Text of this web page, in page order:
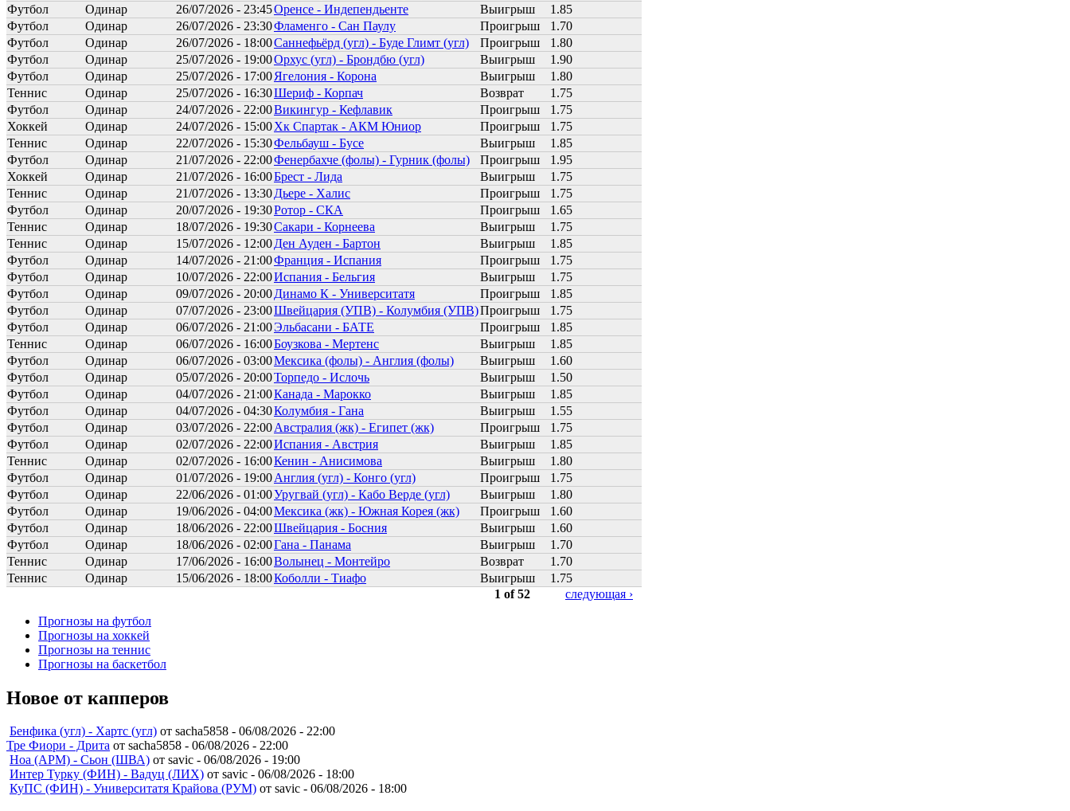
Футбол
Одинар 26/07/2026 - 23:45Оренсе - Индепендьенте Выигрыш
1.85
Футбол
Одинар 26/07/2026 - 23:30Фламенго - Сан Паулу Проигрыш
1.70
Футбол
Одинар 26/07/2026 - 18:00Саннефьёрд (угл) - Буде Глимт (угл) Проигрыш
1.80
Футбол
Одинар 25/07/2026 - 19:00Орхус (угл) - Брондбю (угл) Выигрыш
1.90
Футбол
Одинар 25/07/2026 - 17:00Ягелония - Корона Выигрыш
1.80
Теннис
Одинар 25/07/2026 - 16:30Шериф - Корпач Возврат
1.75
Футбол
Одинар 24/07/2026 - 22:00Викингур - Кефлавик Проигрыш
1.75
Хоккей
Одинар 24/07/2026 - 15:00Хк Спартак - АКМ Юниор Проигрыш
1.75
Теннис
Одинар 22/07/2026 - 15:30Фельбауш - Бусе Выигрыш
1.85
Футбол
Одинар 21/07/2026 - 22:00Фенербахче (фолы) - Гурник (фолы) Проигрыш
1.95
Хоккей
Одинар 21/07/2026 - 16:00Брест - Лида Выигрыш
1.75
Теннис
Одинар 21/07/2026 - 13:30Дьере - Халис Проигрыш
1.75
Футбол
Одинар 20/07/2026 - 19:30Ротор - СКА Проигрыш
1.65
Теннис
Одинар 18/07/2026 - 19:30Сакари - Корнеева Выигрыш
1.75
Теннис
Одинар 15/07/2026 - 12:00Ден Ауден - Бартон Выигрыш
1.85
Футбол
Одинар 14/07/2026 - 21:00Франция - Испания Проигрыш
1.75
Футбол
Одинар 10/07/2026 - 22:00Испания - Бельгия Выигрыш
1.75
Футбол
Одинар 09/07/2026 - 20:00Динамо К - Университатя Проигрыш
1.85
Футбол
Одинар 07/07/2026 - 23:00Швейцария (УПВ) - Колумбия (УПВ)Проигрыш
1.75
Футбол
Одинар 06/07/2026 - 21:00Эльбасани - БАТЕ Проигрыш
1.85
Теннис
Одинар 06/07/2026 - 16:00Боузкова - Мертенс Выигрыш
1.85
Футбол
Одинар 06/07/2026 - 03:00Мексика (фолы) - Англия (фолы) Выигрыш
1.60
Футбол
Одинар 05/07/2026 - 20:00Торпедо - Ислочь Выигрыш
1.50
Футбол
Одинар 04/07/2026 - 21:00Канада - Марокко Выигрыш
1.85
Футбол
Одинар 04/07/2026 - 04:30Колумбия - Гана Выигрыш
1.55
Футбол
Одинар 03/07/2026 - 22:00Австралия (жк) - Египет (жк) Проигрыш
1.75
Футбол
Одинар 02/07/2026 - 22:00Испания - Австрия Выигрыш
1.85
Теннис
Одинар 02/07/2026 - 16:00Кенин - Анисимова Выигрыш
1.80
Футбол
Одинар 01/07/2026 - 19:00Англия (угл) - Конго (угл) Проигрыш
1.75
Футбол
Одинар 22/06/2026 - 01:00Уругвай (угл) - Кабо Верде (угл) Выигрыш
1.80
Футбол
Одинар 19/06/2026 - 04:00Мексика (жк) - Южная Корея (жк) Проигрыш
1.60
Футбол
Одинар 18/06/2026 - 22:00Швейцария - Босния Выигрыш
1.60
Футбол
Одинар 18/06/2026 - 02:00Гана - Панама Выигрыш
1.70
Теннис
Одинар 17/06/2026 - 16:00Волынец - Монтейро Возврат
1.70
Теннис
Одинар 15/06/2026 - 18:00Коболли - Тиафо Выигрыш
1.75
1 of 52
следующая ›
Прогнозы на футбол
Прогнозы на хоккей
Прогнозы на теннис
Прогнозы на баскетбол
Новое от капперов
Бенфика (угл) - Хартс (угл) от sacha5858 - 06/08/2026 - 22:00
Тре Фиори - Дрита от sacha5858 - 06/08/2026 - 22:00
Ноа (АРМ) - Сьон (ШВА) от savic - 06/08/2026 - 19:00
Интер Турку (ФИН) - Вадуц (ЛИХ) от savic - 06/08/2026 - 18:00
КуПС (ФИН) - Университатя Крайова (РУМ) от savic - 06/08/2026 - 18:00